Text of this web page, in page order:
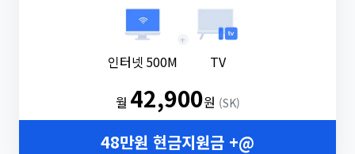
인터넷 500M
+
TV
월 42,900원 (SK)
48만원 현금지원금 +@